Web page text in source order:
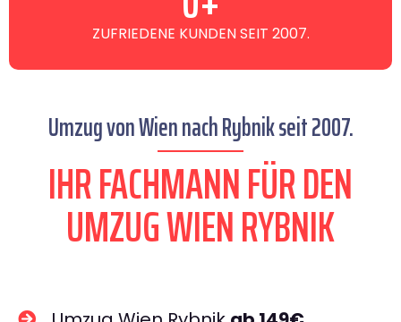
ZUFRIEDENE KUNDEN SEIT 2007.
Umzug von Wien nach Rybnik seit 2007.
IHR FACHMANN FÜR DEN
UMZUG WIEN RYBNIK